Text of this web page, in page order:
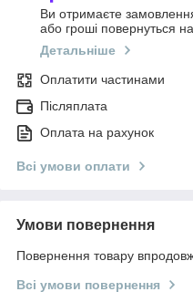
Ви отримаєте
або гроші повернуться
Детальніше
Оплатити частинами
Післяплата
Оплата на рахунок
Всі умови оплати
Умови повернення
Повернення товару
Всі умови повернення